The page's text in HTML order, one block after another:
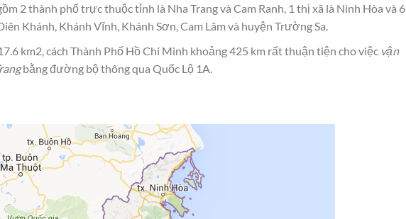
2 thành phố trực thuộc tỉnh là Nha Trang và Cam Ranh, 1 thị xã là Ninh Hòa và 6
Khánh, Khánh Vĩnh, Khánh Sơn, Cam Lâm và huyện Trường Sa.
km2, cách Thành Phố Hồ Chí Minh khoảng 425 km rất thuận tiện cho việc vận
bằng đường bộ thông qua Quốc Lộ 1A.